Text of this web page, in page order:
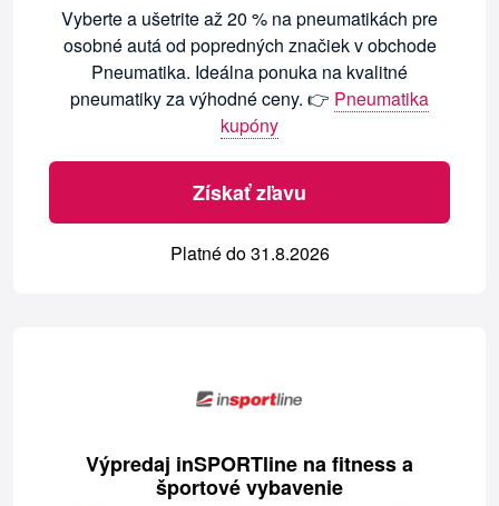
Vyberte a ušetrite až 20 % na pneumatikách pre
osobné autá od popredných značiek v obchode
Pneumatika. Ideálna ponuka na kvalitné
pneumatiky za výhodné ceny. 👉 Pneumatika
kupóny
Získať zľavu
Platné do 31.8.2026
Výpredaj inSPORTline na fitness a
športové vybavenie